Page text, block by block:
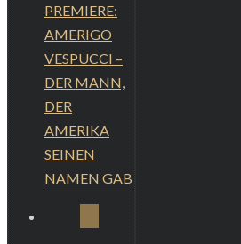
PREMIERE:
AMERIGO
VESPUCCI –
DER MANN,
DER
AMERIKA
SEINEN
NAMEN GAB